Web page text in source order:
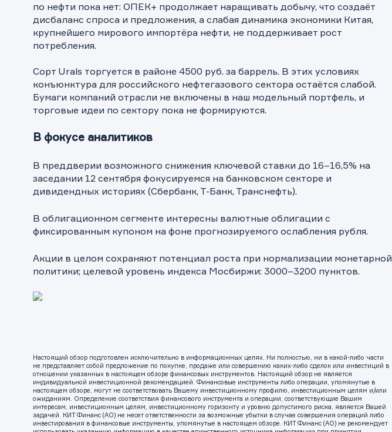
по нефти пока нет: ОПЕК+ продолжает наращивать добычу, что создаёт
дисбаланс спроса и предложения, а слабая динамика экономики Китая,
крупнейшего мирового импортёра нефти, не поддерживает рост
потребления.
Сорт Urals торгуется в районе 4500 руб. за баррель. В этих условиях
конъюнктура для российского нефтегазового сектора остаётся слабой.
Бумаги компаний отрасли не включены в наш модельный портфель, и
торговые идеи по сектору пока не формируются.
В фокусе аналитиков
В преддверии возможного снижения ключевой ставки до 16–16,5% на
заседании 12 сентября фокусируемся на банковском секторе и
дивидендных историях (Сбербанк, Т-Банк, Транснефть).
В облигационном сегменте интересны валютные облигации с
фиксированным купоном на фоне прогнозируемого ослабления рубля.
Акции в целом сохраняют потенциал роста при нормализации монетарной
политики; целевой уровень индекса Мосбиржи: 3000–3200 пунктов.
Настоящий обзор подготовлен исключительно в информационных целях. Ни полностью, ни в какой-либо части
не представляет собой предложение по покупке, продаже или совершению каких-либо сделок или инвестиций в
отношении указанных в настоящем обзоре финансовых инструментов. Настоящий обзор не является
индивидуальной инвестиционной рекомендацией. Финансовые инструменты либо операции, упомянутые в
настоящем обзоре, могут не соответствовать Вашему инвестиционному профилю, инвестиционным целям и/или
ожиданиям. Определение соответствия финансового инструмента и операции, соответствующие Вашим
интересам, инвестиционным целям, инвестиционному горизонту и уровню допустимого риска, является Вашей
задачей. КИТ Финанс (АО) не несет ответственности за возможные убытки в случае совершения операций либо
инвестирования в финансовые инструменты, упомянутые в настоящем обзоре. КИТ Финанс (АО) не рекомендует